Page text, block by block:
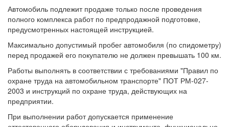
Автомобиль подлежит продаже только после проведения
полного комплекса работ по предпродажной подготовке,
предусмотренных настоящей инструкцией.
Максимально допустимый пробег автомобиля (по спидометру)
перед продажей его покупателю не должен превышать 100 км.
Работы выполнять в соответствии с требованиями "Правил по
охране труда на автомобильном транспорте" ПОТ РМ-027-
2003 и инструкций по охране труда, действующих на
предприятии.
При выполнении работ допускается применение